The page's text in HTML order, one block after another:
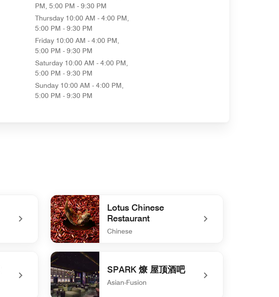
PM, 5:00 PM - 9:30 PM
Thursday 10:00 AM - 4:00 PM,
5:00 PM - 9:30 PM
Friday 10:00 AM - 4:00 PM,
5:00 PM - 9:30 PM
Saturday 10:00 AM - 4:00 PM,
5:00 PM - 9:30 PM
Sunday 10:00 AM - 4:00 PM,
5:00 PM - 9:30 PM
Lotus Chinese
Restaurant
Chinese
undefined Lotus Chinese Restaurant
SPARK 燎 屋顶酒吧
Asian-Fusion